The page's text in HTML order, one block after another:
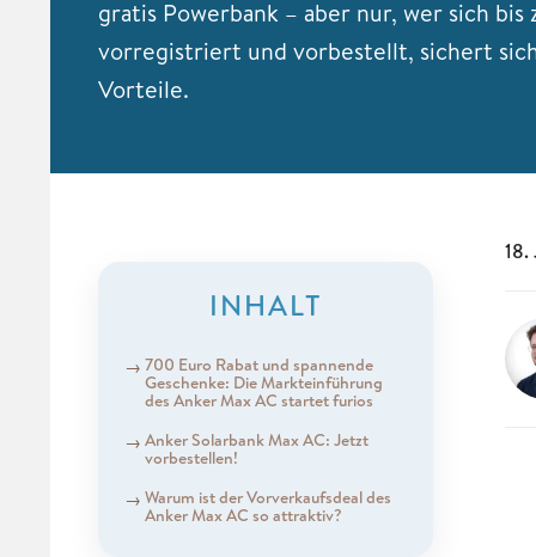
gratis Powerbank – aber nur, wer sich bis
vorregistriert und vorbestellt, sichert
Vorteile.
INHALT
700 Euro Rabat und spannende
Geschenke: Die Markteinführung
des Anker Max AC startet furios
Anker Solarbank Max AC: Jetzt
vorbestellen!
Warum ist der Vorverkaufsdeal des
Anker Max AC so attraktiv?
18.